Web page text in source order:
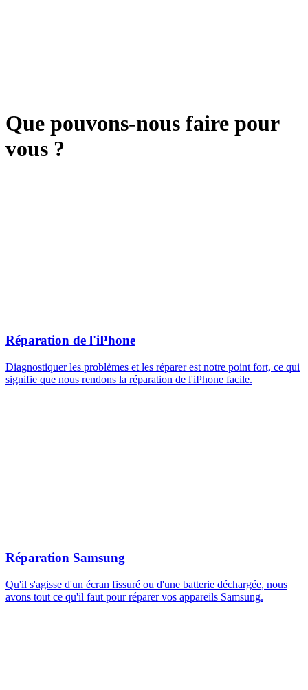
Que pouvons-nous faire pour
vous ?
Réparation de l'iPhone
Diagnostiquer les problèmes et les réparer est notre point fort, ce qui
signifie que nous rendons la réparation de l'iPhone facile.
Réparation Samsung
Qu'il s'agisse d'un écran fissuré ou d'une batterie déchargée, nous
avons tout ce qu'il faut pour réparer vos appareils Samsung.